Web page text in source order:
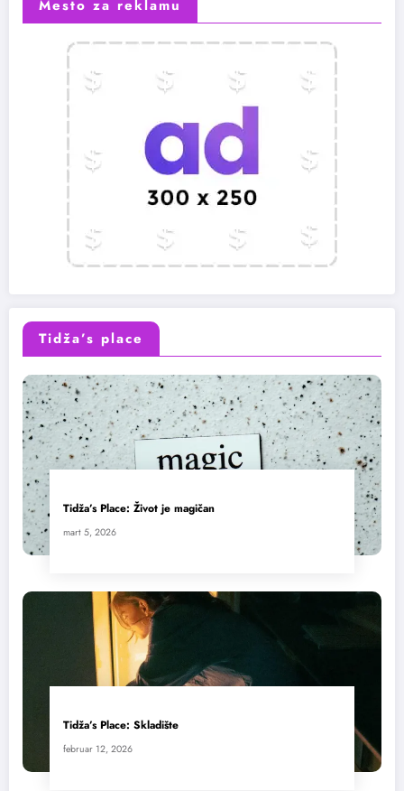
Mesto za reklamu
Tidža’s place
Tidža’s Place: Život je magičan
mart 5, 2026
Tidža’s Place: Skladište
februar 12, 2026